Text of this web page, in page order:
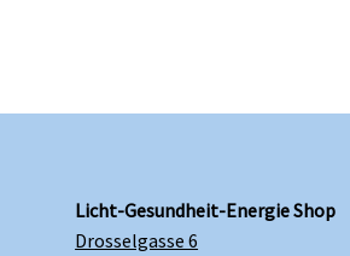
Licht-Gesundheit-Energie Shop
Drosselgasse 6